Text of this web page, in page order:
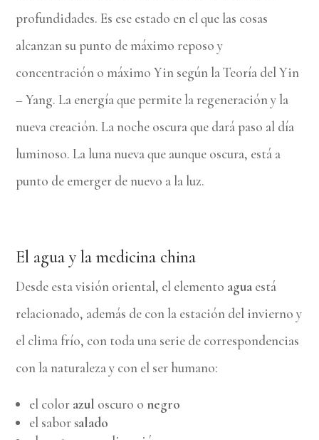
profundidades. Es ese estado en el que las cosas
alcanzan su punto de máximo reposo y
concentración o máximo Yin según la Teoría del Yin
– Yang. La energía que permite la regeneración y la
nueva creación. La noche oscura que dará paso al día
luminoso. La luna nueva que aunque oscura, está a
punto de emerger de nuevo a la luz.
El agua y la medicina china
Desde esta visión oriental, el elemento agua está
relacionado, además de con la estación del invierno y
el clima frío, con toda una serie de correspondencias
con la naturaleza y con el ser humano:
el color azul oscuro onegro
el saborsalado